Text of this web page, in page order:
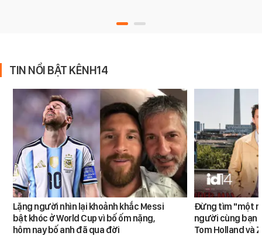
TIN NỔI BẬT KÊNH14
Lặng người nhìn lại khoảnh khắc Messi
bật khóc ở World Cup vì bố ốm nặng,
hôm nay bố anh đã qua đời
Đừng tìm "một
người cùng bạn
Tom Holland và